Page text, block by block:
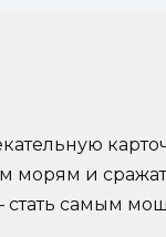
морям и
стать самым